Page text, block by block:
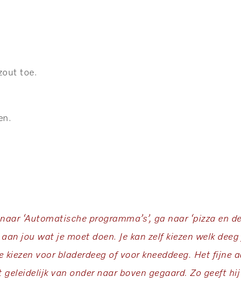
toe.
‘Automatische programma’s’, ga naar ‘pizza en
jou wat je moet doen. Je kan zelf kiezen welk
voor bladerdeeg of voor kneeddeeg. Het fijne
van onder naar boven gegaard. Zo geeft